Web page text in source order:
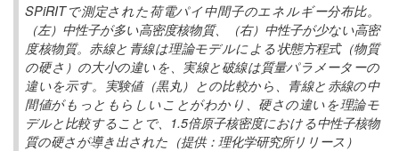
SPiRITで測定された荷電パイ中間子のエネルギー分布比。
（左）中性子が多い高密度核物質、（右）中性子が少ない高密
度核物質。赤線と青線は理論モデルによる状態方程式（物質
の硬さ）の大小の違いを、実線と破線は質量パラメーターの
違いを示す。実験値（黒丸）との比較から、青線と赤線の中
間値がもっともらしいことがわかり、硬さの違いを理論モ
デルと比較することで、1.5倍原子核密度における中性子核物
質の硬さが導き出された（提供：理化学研究所リリース）